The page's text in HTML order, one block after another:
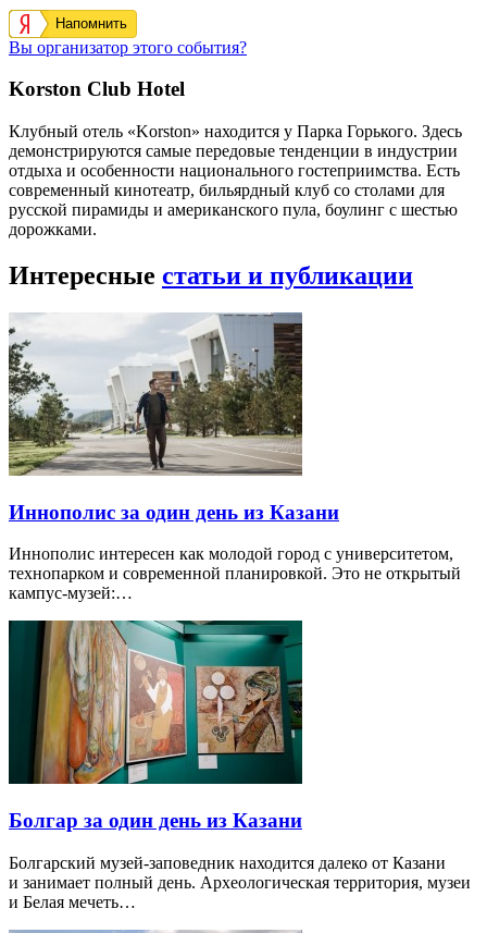
Напомнить
Вы организатор этого события?
Korston Club Hotel
Клубный отель «Korston» находится у Парка Горького. Здесь
демонстрируются самые передовые тенденции в индустрии
отдыха и особенности национального гостеприимства. Есть
современный кинотеатр, бильярдный клуб со столами для
русской пирамиды и американского пула, боулинг с шестью
дорожками.
Интересные статьи и публикации
Иннополис за один день из Казани
Иннополис интересен как молодой город с университетом,
технопарком и современной планировкой. Это не открытый
кампус-музей:…
Болгар за один день из Казани
Болгарский музей-заповедник находится далеко от Казани
и занимает полный день. Археологическая территория, музеи
и Белая мечеть…